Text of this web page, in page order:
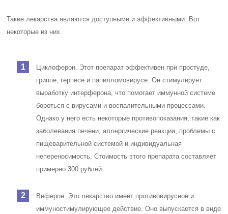
Такие лекарства являются доступными и эффективными. Вот
некоторые из них.
Циклоферон. Этот препарат эффективен при простуде,
гриппе, герпесе и папилломовирусе. Он стимулирует
выработку интерферона, что помогает иммунной системе
бороться с вирусами и воспалительными процессами.
Однако у него есть некоторые противопоказания, такие как
заболевания печени, аллергические реакции, проблемы с
пищеварительной системой и индивидуальная
непереносимость. Стоимость этого препарата составляет
примерно 300 рублей.
Виферон. Это лекарство имеет противовирусное и
иммуностимулирующее действие. Оно выпускается в виде